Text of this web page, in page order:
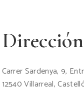
Dirección
Carrer Sardenya, 9,
12540 Villarreal,